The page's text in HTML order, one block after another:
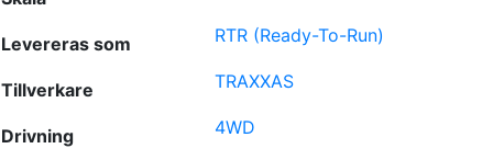
Levereras som RTR (Ready-To-Run)
Tillverkare TRAXXAS
Drivning 4WD